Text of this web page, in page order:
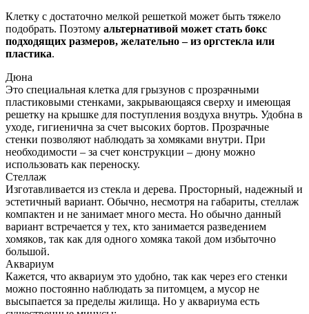
Клетку с достаточно мелкой решеткой может быть тяжело
подобрать. Поэтому альтернативой может стать бокс
подходящих размеров, желательно – из оргстекла или
пластика.
Дюна
Это специальная клетка для грызунов с прозрачными
пластиковыми стенками, закрывающаяся сверху и имеющая
решетку на крышке для поступления воздуха внутрь. Удобна в
уходе, гигиенична за счет высоких бортов. Прозрачные
стенки позволяют наблюдать за хомяками внутри. При
необходимости – за счет конструкции – дюну можно
использовать как переноску.
Стеллаж
Изготавливается из стекла и дерева. Просторный, надежный и
эстетичный вариант. Обычно, несмотря на габариты, стеллаж
компактен и не занимает много места. Но обычно данный
вариант встречается у тех, кто занимается разведением
хомяков, так как для одного хомяка такой дом избыточно
большой.
Аквариум
Кажется, что аквариум это удобно, так как через его стенки
можно постоянно наблюдать за питомцем, а мусор не
высыпается за пределы жилища. Но у аквариума есть